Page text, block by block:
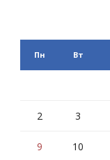
Пн Вт
2 3
9 10